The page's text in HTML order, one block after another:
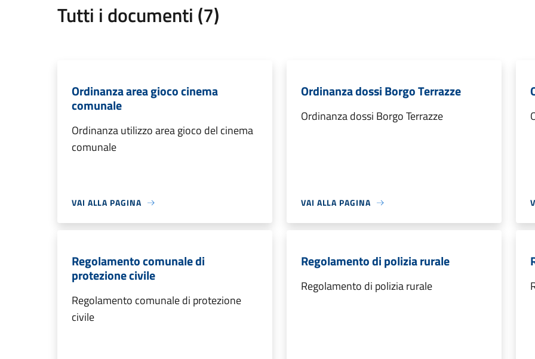
Tutti i documenti (7)
Ordinanza area gioco cinema
comunale
Ordinanza utilizzo area gioco del cinema
comunale
VAI ALLA PAGINA
Ordinanza dossi Borgo Terrazze
Ordinanza dossi Borgo Terrazze
VAI ALLA PAGINA
Regolamento comunale di
protezione civile
Regolamento comunale di protezione
civile
Regolamento di polizia rurale
Regolamento di polizia rurale